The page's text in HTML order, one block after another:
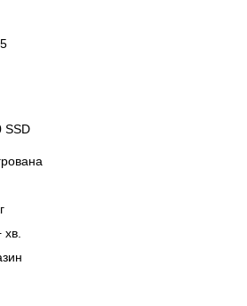
гарантії на
відповідну позицію з розділу
товаром.
Intel Core Ultra 7 255U
SSD